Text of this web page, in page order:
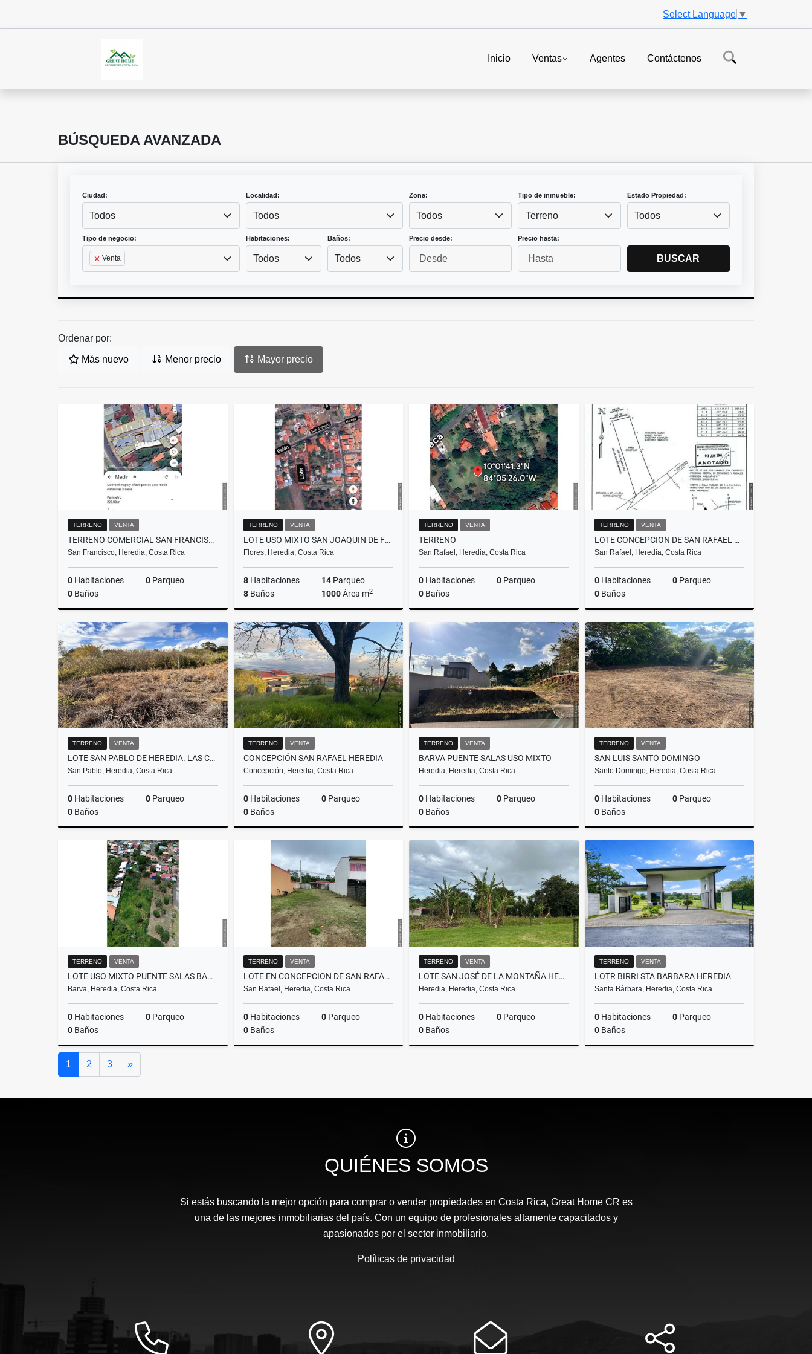
Select Language ▼
Inicio Ventas Agentes Contáctenos
BÚSQUEDA AVANZADA
Ciudad:
Todos
Localidad:
Todos
Zona:
Todos
Tipo de inmueble:
Terreno
Estado Propiedad:
Todos
Tipo de negocio:
Venta
Habitaciones:
Todos
Baños:
Todos
Precio desde: Precio hasta:
BUSCAR
Ordenar por:
Más nuevo Menor precio Mayor precio
TERRENO VENTA
TERRENO COMERCIAL SAN FRANCISCO DE HEREDIA@
San Francisco, Heredia, Costa Rica
0 Habitaciones 0 Parqueo
0 Baños
Venta
₡810.000.000
TERRENO VENTA
LOTE USO MIXTO SAN JOAQUIN DE FLORES HEREDIA
Flores, Heredia, Costa Rica
8Habitaciones 14Parqueo
8Baños 1000Área m2
Venta
₡680.000.000
TERRENO VENTA
TERRENO
San Rafael, Heredia, Costa Rica
0 Habitaciones 0 Parqueo
0 Baños
Venta
₡265.000.000
TERRENO VENTA
LOTE CONCEPCION DE SAN RAFAEL HEREDIA
San Rafael, Heredia, Costa Rica
0Habitaciones 0Parqueo
0Baños
Venta
₡210.000.000
TERRENO VENTA
LOTE SAN PABLO DE HEREDIA. LAS CRUCES
San Pablo, Heredia, Costa Rica
0 Habitaciones 0 Parqueo
0 Baños
₡190.000.000
TERRENO VENTA
CONCEPCIÓN SAN RAFAEL HEREDIA
Concepción, Heredia, Costa Rica
0Habitaciones 0Parqueo
0Baños
₡180.000.000
TERRENO VENTA
BARVA PUENTE SALAS USO MIXTO
Heredia, Heredia, Costa Rica
0 Habitaciones 0 Parqueo
0 Baños
TERRENO VENTA
SAN LUIS SANTO DOMINGO
Santo Domingo, Heredia, Costa Rica
0Habitaciones 0Parqueo
0Baños
₡150.000.000
TERRENO VENTA
LOTE USO MIXTO PUENTE SALAS BARVA HEREDIA
Barva, Heredia, Costa Rica
0 Habitaciones 0 Parqueo
0 Baños
TERRENO VENTA
LOTE EN CONCEPCION DE SAN RAFAEL
San Rafael, Heredia, Costa Rica
0Habitaciones 0Parqueo
0Baños
TERRENO VENTA
LOTE SAN JOSÉ DE LA MONTAÑA HEREDIA
Heredia, Heredia, Costa Rica
0 Habitaciones 0 Parqueo
0 Baños
TERRENO VENTA
LOTR BIRRI STA BARBARA HEREDIA
Santa Bárbara, Heredia, Costa Rica
0Habitaciones 0Parqueo
0Baños
1 2 3 »Siguiente
QUIÉNES SOMOS
Si estás buscando la mejor opción para comprar o vender propiedades en Costa Rica, Great Home CR es
una de las mejores inmobiliarias del país. Con un equipo de profesionales altamente capacitados y
apasionados por el sector inmobiliario.
Políticas de privacidad